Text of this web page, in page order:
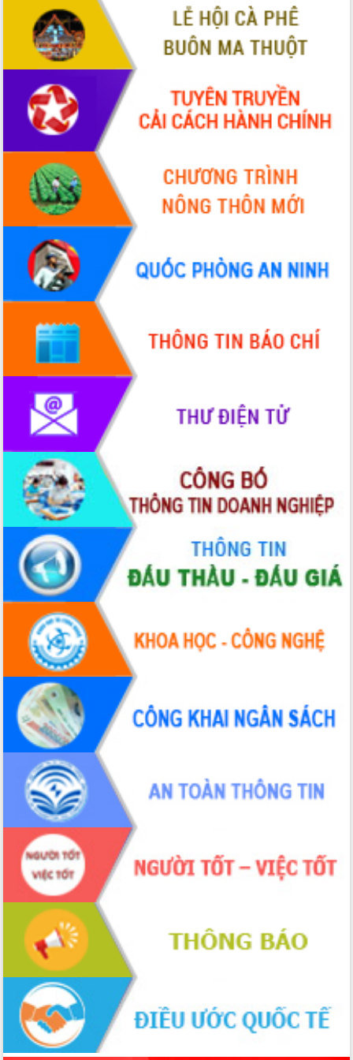
Hội thảo khoa học “Giải pháp thúc đẩy
phát triển nền kinh tế xanh tại tỉnh
Đắk Lắk”
Tăng cường giám sát, đôn đốc thực
hiện nhiệm vụ quản lý tài sản công
hàng tuần
Tháo gỡ những vướng mắc, đẩy mạnh
công tác cải cách thủ tục hành chính
tại Trung tâm Phục vụ hành chính
công tỉnh
Đắk Lắk: Tôn vinh 46 giải pháp tại Hội
thi Sáng tạo Kỹ thuật 2024 - 2025
Đắk Lắk rà soát, điều chỉnh Đề án 190
về phát triển nuôi trồng thủy sản
Phó Chủ tịch UBND tỉnh Đắk Lắk
Trương Công Thái kiểm tra thực địa
Dự án cao tốc Khánh Hòa - Buôn Ma
Thuột
Định vị cà phê Việt Nam như một “di
sản sống” trong dòng chảy toàn cầu
Xây dựng nông thôn mới: Nâng cao đời
sống người dân từ những mô hình thiết
Quyết liệt tháo gỡ vướng mắc, đẩy
nhanh tiến độ các dự án trọng điểm
trong Khu kinh tế Nam Phú Yên
Hòn Yến phát triển du lịch gắn với bảo
tồn biển
Lấy ý kiến điều chỉnh Quy hoạch tỉnh
Đắk Lắk thời kỳ 2021-2030, tầm nhìn
đến năm 2050
Phát động chiến dịch 30 ngày đêm
giải phóng mặt bằng Tuyến đường bộ
ven biển
Đắk Lắk nỗ lực thúc đẩy tăng trưởng
kinh tế từ 10% trở lên trong Quý
II/2026
Đắk Lắk ký kết thỏa thuận hợp tác về
chuyển đổi số giai đoạn 2026 – 2030
với Tập đoàn Bưu chính Viễn thông
Việt Nam
Thứ trưởng Bộ Y tế làm việc với tỉnh
Đắk Lắk về phát triển nhân lực y tế
cho trạm y tế cấp xã
Du lịch Đắk Lắk nâng tầm trải nghiệm
du khách thông qua Hệ thống cơ sở dữ
liệu và Bản đồ số
Tập huấn ứng dụng trí tuệ nhân tạo (AI)
trong thương mại điện tử năm 2026
Đoàn đại biểu Quốc hội tỉnh Đắk Lắk
trao đổi thông tin trước Kỳ họp thứ
nhất, Quốc hội khóa XVI
Quyết liệt cải cách hành chính, khơi
thông nguồn lực phát triển
Nâng cao hiệu lực, hiệu quả HĐND
tỉnh thông qua hiện đại hóa hành chính
Xã Ea Phê gắn cải cách hành chính với
chuyển đổi số
Phó Chủ tịch Thường trực UBND tỉnh
Hồ Thị Nguyên Thảo làm việc tại Trung
tâm Phục vụ hành chính công xã Ea